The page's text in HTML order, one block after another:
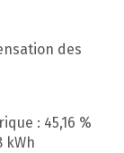
des
: 45,16 %
kWh